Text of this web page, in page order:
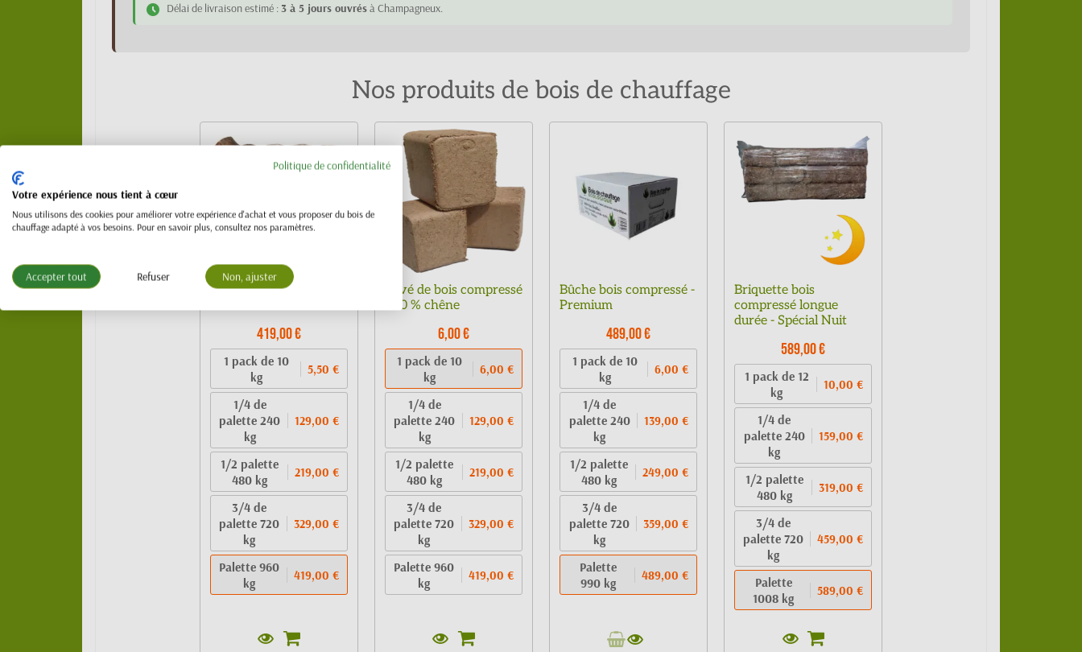
Délai de livraison estimé : 3 à 5 jours ouvrésà Champagneux.
Nos produits de bois de chauffage
Bûche bois densifié -
419,00 €
1 pack de 10
kg
5,50 €
1/4 de
palette 240
kg
129,00 €
1/2 palette
480 kg
219,00 €
3/4 de
palette 720
kg
329,00 €
Palette 960
kg
419,00 €
Pavé de bois compressé
100 % chêne
6,00 €
1 pack de 10
kg
6,00 €
1/4 de
palette 240
kg
129,00 €
1/2 palette
480 kg
219,00 €
3/4 de
palette 720
kg
329,00 €
Palette 960
kg
419,00 €
Bûche bois compressé -
Premium
489,00 €
1 pack de 10
kg
6,00 €
1/4 de
palette 240
kg
139,00 €
1/2 palette
480 kg
249,00 €
3/4 de
palette 720
kg
359,00 €
Palette
990 kg
489,00 €
Briquette bois
compressé longue
durée - Spécial Nuit
589,00 €
1 pack de 12
kg
10,00 €
1/4 de
palette 240
kg
159,00 €
1/2 palette
480 kg
319,00 €
3/4 de
palette 720
kg
459,00 €
Palette
1008 kg
589,00 €
Politique de confidentialité
Votre expérience nous tient à cœur
Nous utilisons des cookies pour améliorer votre expérience d'achat et vous proposer du bois de
chauffage adapté à vos besoins. Pour en savoir plus, consultez nos paramètres.
Accepter tout Refuser Non, ajuster